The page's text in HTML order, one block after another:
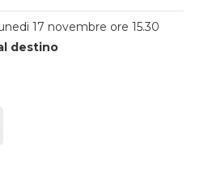
17 novembre ore 15.30
destino